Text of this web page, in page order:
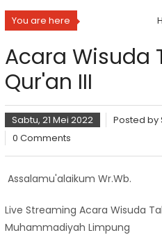
You are here
Acara Wisuda
Qur'an III
Sabtu, 21 Mei 2022 Posted by
0 Comments
Assalamu'alaikum Wr.Wb.
Live Streaming Acara Wisuda
Muhammadiyah Limpung